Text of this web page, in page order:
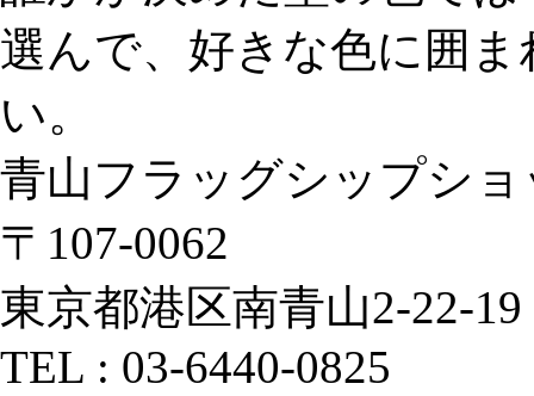
選んで、好きな色に囲
い。
青山フラッグシップショ
〒107‐0062
東京都港区南青山2‐22‐19
TEL : 03‐6440‐0825